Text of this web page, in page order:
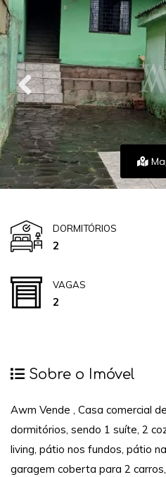
DORMITÓRIOS
2
VAGAS
2
Sobre o Imóvel
Awm Vende , Casa comercial
dormitórios, sendo 1 suíte, 2
living, pátio nos fundos, pátio
garagem coberta para 2